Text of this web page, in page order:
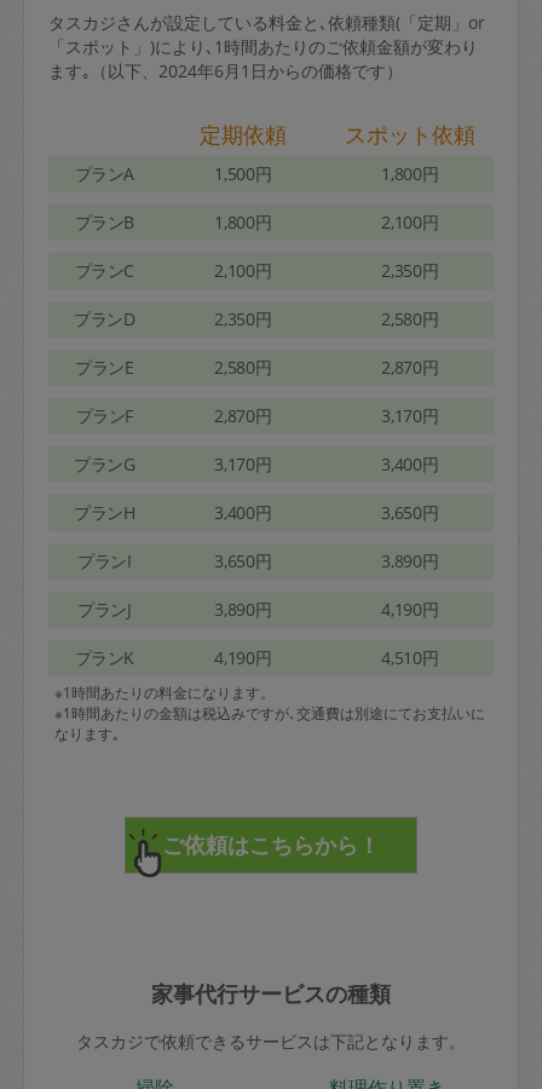
タスカジさんが設定している料金と､依頼種類(「定期」or
「スポット」)により､1時間あたりのご依頼金額が変わり
ます｡（以下、2024年6月1日からの価格です）
定期依頼 スポット依頼
プランA 1,500円 1,800円
プランB 1,800円 2,100円
プランC 2,100円 2,350円
プランD 2,350円 2,580円
プランE 2,580円 2,870円
プランF 2,870円 3,170円
プランG 3,170円 3,400円
プランH 3,400円 3,650円
プランI 3,650円 3,890円
プランJ 3,890円 4,190円
プランK 4,190円 4,510円
※1時間あたりの料金になります。
※1時間あたりの金額は税込みですが､交通費は別途にてお支払いに
なります｡
家事代行サービスの種類
タスカジで依頼できるサービスは下記となります。